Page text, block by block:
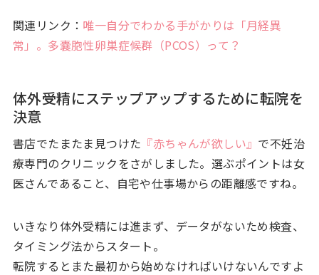
関連リンク： 唯一自分でわかる手がかりは「月経異
常」。多嚢胞性卵巣症候群（PCOS）って？
体外受精にステップアップするために転院を
決意
書店でたまたま見つけた 『赤ちゃんが欲しい』 で不妊治
療専門のクリニックをさがしました。選ぶポイントは女
医さんであること、自宅や仕事場からの距離感ですね。
いきなり体外受精には進まず、データがないため検査、
タイミング法からスタート。
転院するとまた最初から始めなければいけないんですよ